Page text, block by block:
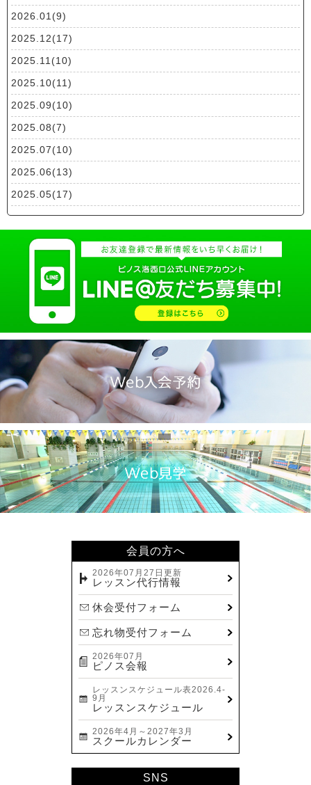
2026.01(9)
2025.12(17)
2025.11(10)
2025.10(11)
2025.09(10)
2025.08(7)
2025.07(10)
2025.06(13)
2025.05(17)
2025.04(19)
2025.03(10)
2025.01(14)
2024.12(14)
2024.10(18)
2024.09(15)
2024.08(21)
2024.07(20)
2024.06(29)
2024.05(22)
2024.04(20)
2024.03(16)
2023.04(15)
会員の方へ
2026年07月27日更新
レッスン代行情報
休会受付フォーム
忘れ物受付フォーム
2026年07月
ピノス会報
レッスンスケジュール表2026.4-
9月
レッスンスケジュール
2026年4月～2027年3月
スクールカレンダー
SNS